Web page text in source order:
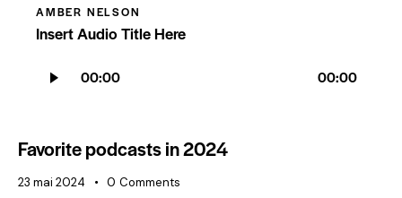
AMBER NELSON
Insert Audio Title Here
audio
00:00 00:00
Favorite podcasts in 2024
23 mai 2024 0 Comments